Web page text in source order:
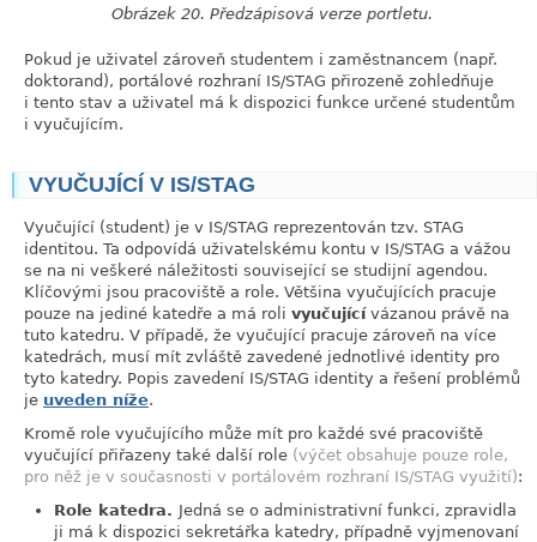
Obrázek 20. Předzápisová verze portletu.
Pokud je uživatel zároveň studentem i zaměstnancem (např.
doktorand), portálové rozhraní IS/STAG přirozeně zohledňuje
i tento stav a uživatel má k dispozici funkce určené studentům
i vyučujícím.
VYUČUJÍCÍ V IS/STAG
Vyučující (student) je v IS/STAG reprezentován tzv. STAG
identitou. Ta odpovídá uživatelskému kontu v IS/STAG a vážou
se na ni veškeré náležitosti související se studijní agendou.
Klíčovými jsou pracoviště a role. Většina vyučujících pracuje
pouze na jediné katedře a má roli vyučujícívázanou právě na
tuto katedru. V případě, že vyučující pracuje zároveň na více
katedrách, musí mít zvláště zavedené jednotlivé identity pro
tyto katedry. Popis zavedení IS/STAG identity a řešení problémů
je uveden níže.
Kromě role vyučujícího může mít pro každé své pracoviště
vyučující přiřazeny také další role (výčet obsahuje pouze role,
pro něž je v současnosti v portálovém rozhraní IS/STAG využití):
Role katedra. Jedná se o administrativní funkci, zpravidla
ji má k dispozici sekretářka katedry, případně vyjmenovaní